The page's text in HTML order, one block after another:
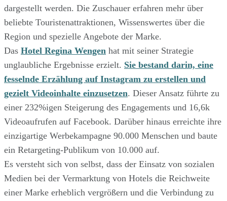
dargestellt werden. Die Zuschauer erfahren mehr über
beliebte Touristenattraktionen, Wissenswertes über die
Region und spezielle Angebote der Marke.
Das Hotel Regina Wengen hat mit seiner Strategie
unglaubliche Ergebnisse erzielt. Sie bestand darin, eine
fesselnde Erzählung auf Instagram zu erstellen und
gezielt Videoinhalte einzusetzen. Dieser Ansatz führte zu
einer 232%igen Steigerung des Engagements und 16,6k
Videoaufrufen auf Facebook. Darüber hinaus erreichte ihre
einzigartige Werbekampagne 90.000 Menschen und baute
ein Retargeting-Publikum von 10.000 auf.
Es versteht sich von selbst, dass der Einsatz von sozialen
Medien bei der Vermarktung von Hotels die Reichweite
einer Marke erheblich vergrößern und die Verbindung zu